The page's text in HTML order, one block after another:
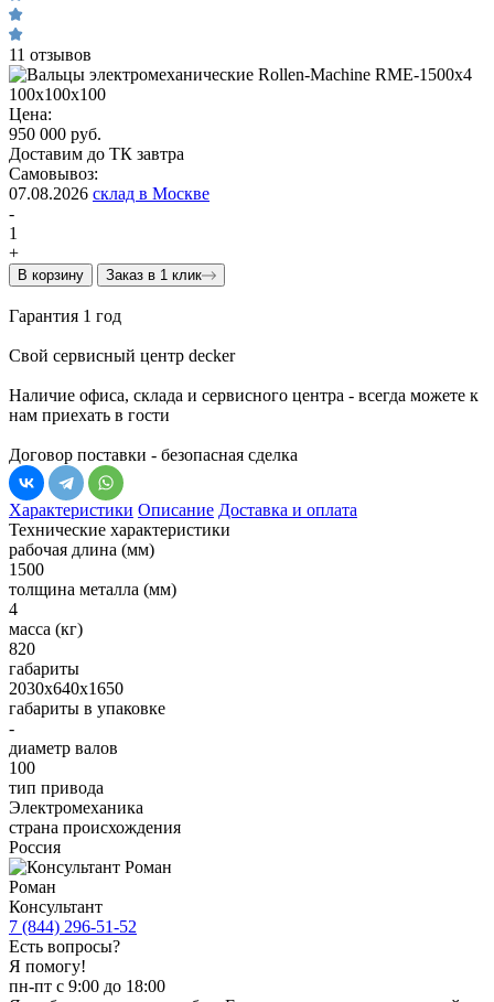
11 отзывов
Цена:
950 000 руб.
Доставим до ТК завтра
Самовывоз:
07.08.2026 склад в Москве
-
1
+
В корзину Заказ в 1 клик
Гарантия 1 год
Свой сервисный центр decker
Наличие офиса, склада и сервисного центра - всегда можете к
нам приехать в гости
Договор поставки - безопасная сделка
Характеристики Описание Доставка и оплата
Технические характеристики
рабочая длина (мм)
1500
толщина металла (мм)
4
масса (кг)
820
габариты
2030х640х1650
габариты в упаковке
-
диаметр валов
100
тип привода
Электромеханика
страна происхождения
Россия
Роман
Консультант
7 (844) 296-51-52
Есть вопросы?
Я помогу!
пн-пт с 9:00 до 18:00